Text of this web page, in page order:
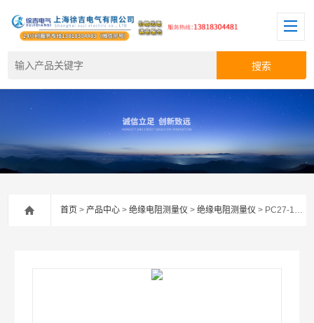
首页 >产品中心 >绝缘电阻测量仪 >绝缘电阻测量仪 > PC27-1防静电测量套件